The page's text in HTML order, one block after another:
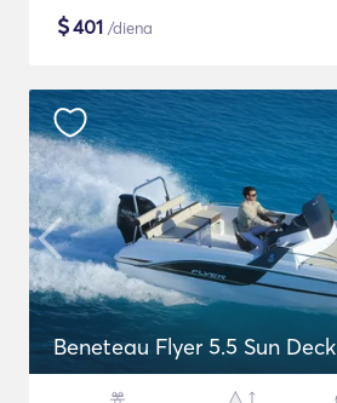
$401 /diena
Beneteau Flyer 5.5 Sun Deck